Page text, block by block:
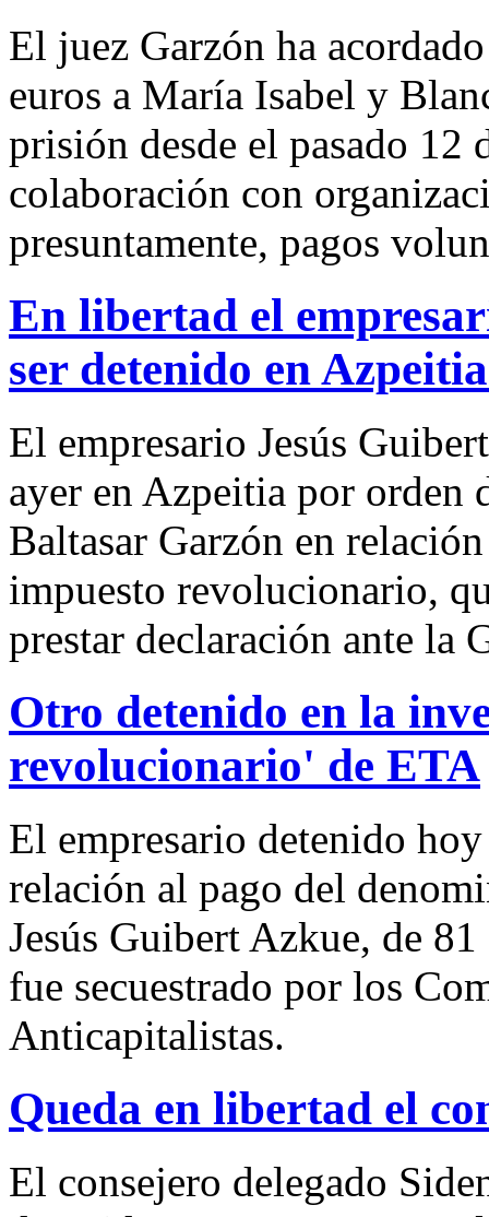
El juez Garzón ha
euros a María Isabel y
prisión desde el pasado
colaboración con
presuntamente, pagos
En libertad el
ser detenido en
El empresario Jesús
ayer en Azpeitia por orden
Baltasar Garzón en
impuesto revolucionario,
prestar declaración ante la
Otro detenido en la
revolucionario' de ETA
El empresario detenido
relación al pago del
Jesús Guibert Azkue, de
fue secuestrado por los
Anticapitalistas.
Queda en libertad el
El consejero delegado